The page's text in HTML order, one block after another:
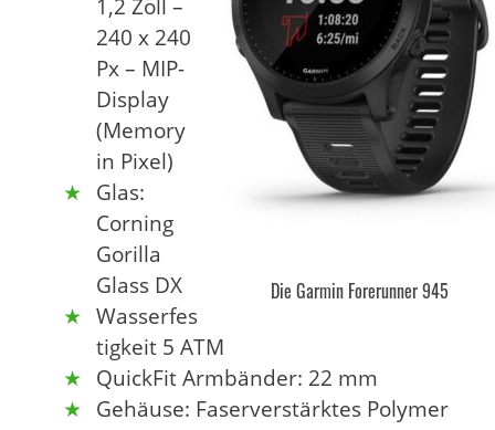
Die Garmin Forerunner 945
1,2 Zoll –
240 x 240
Px – MIP-
Display
(Memory
in Pixel)
Glas:
Corning
Gorilla
Glass DX
Wasserfes
tigkeit 5 ATM
QuickFit Armbänder: 22 mm
Gehäuse: Faserverstärktes Polymer